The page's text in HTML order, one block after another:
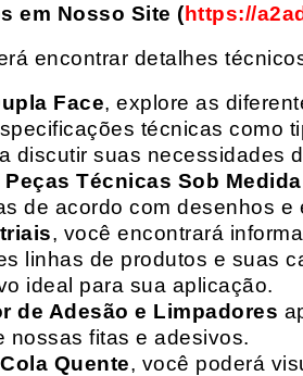
em Nosso Site (https://
encontrar detalhes
Face, explore as
técnicas como
discutir suas necessidades
Peças Técnicas Sob Medida
de acordo com desenhos
, você encontrará
linhas de produtos e suas
ideal para sua aplicação.
de Adesão e Limpadores
nossas fitas e adesivos.
Quente, você poderá